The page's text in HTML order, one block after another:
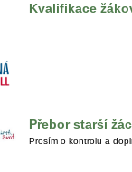
Kvalifikace
Přebor starší
Prosím o kontrolu a